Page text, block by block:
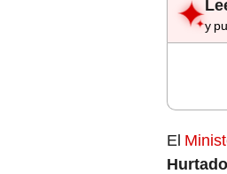
y
El
Hurtado